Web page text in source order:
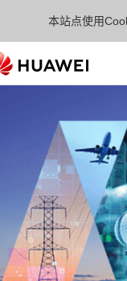
本站点使用